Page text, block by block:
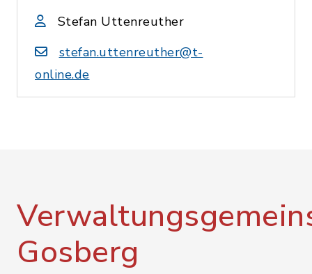
Stefan Uttenreuther
stefan.uttenreuther@t-
online.de
Gosberg